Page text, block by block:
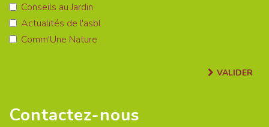
Conseils au Jardin
Actualités de l'asbl
Comm'Une Nature
VALIDER
Contactez-nous